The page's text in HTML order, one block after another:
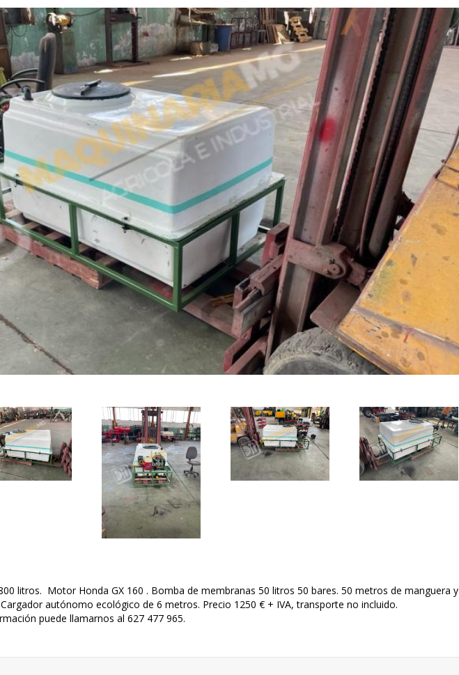
litros. Motor Honda GX 160 . Bomba de membranas 50 litros 50 bares. 50 metros de manguera y
autónomo ecológico de 6 metros. Precio 1250 € + IVA, transporte no incluido.
puede llamarnos al 627 477 965.